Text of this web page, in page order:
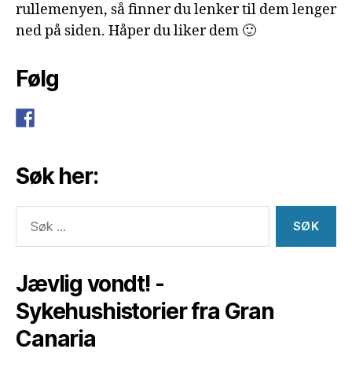
rullemenyen, så finner du lenker til dem lenger
ned på siden. Håper du liker dem 🙂
Følg
Søk her:
etter:
Jævlig vondt! -
Sykehushistorier fra Gran
Canaria